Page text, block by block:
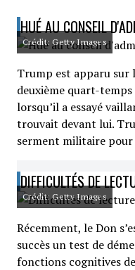
HUÉ AU CONSEIL
Crédit: Getty Images
Trump est apparu sur
deuxième quart-
lorsqu’il a essayé
trouvait devant lui.
serment militaire pour
DIFFICULTÉS DE
Crédit: Getty Images
Récemment, le Don
succès un test de
fonctions cognitives